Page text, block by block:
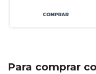
Para comprar